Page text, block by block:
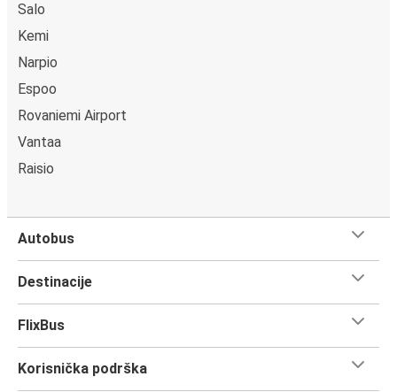
Salo
Kemi
Narpio
Espoo
Rovaniemi Airport
Vantaa
Raisio
Autobus
Destinacije
FlixBus
Korisnička podrška